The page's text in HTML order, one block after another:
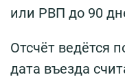
или РВП до 90
Отсчёт ведётся
дата въезда